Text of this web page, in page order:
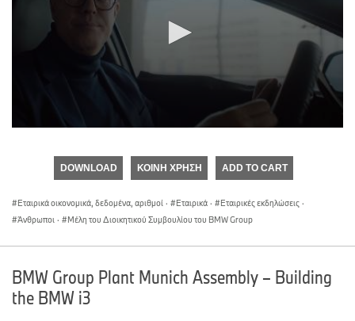
seconds
DOWNLOAD ΚΟΙΝΉ ΧΡΉΣΗ ADD TO CART
Εταιρικά οικονομικά, δεδομένα, αριθμοί · Εταιρικά · Εταιρικές εκδηλώσεις ·
Άνθρωποι · Μέλη του Διοικητικού Συμβουλίου του BMW Group
BMW Group Plant Munich Assembly – Building
the BMW i3